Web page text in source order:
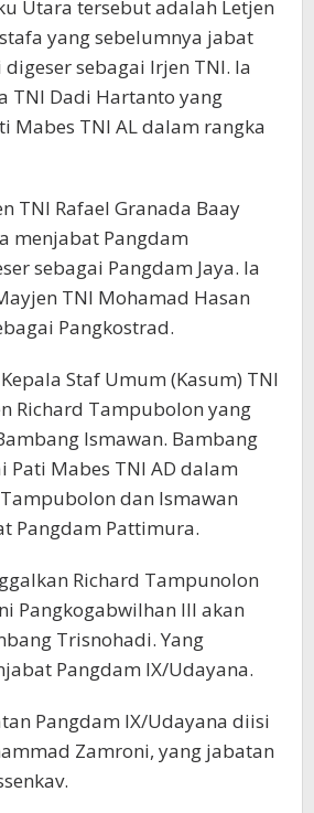
Utara tersebut adalah Letjen
yang sebelumnya jabat
sebagai Irjen TNI. Ia
TNI Dadi Hartanto yang
Mabes TNI AL dalam rangka
TNI Rafael Granada Baay
menjabat Pangdam
sebagai Pangdam Jaya. Ia
TNI Mohamad Hasan
Pangkostrad.
Staf Umum (Kasum) TNI
Richard Tampubolon yang
Ismawan. Bambang
Pati Mabes TNI AD dalam
dan Ismawan
Pangdam Pattimura.
Richard Tampunolon
Pangkogabwilhan III akan
Trisnohadi. Yang
Pangdam IX/Udayana.
Pangdam IX/Udayana diisi
Zamroni, yang jabatan